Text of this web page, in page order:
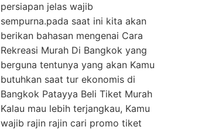
persiapan jelas wajib
sempurna.pada saat ini kita akan
berikan bahasan mengenai Cara
Rekreasi Murah Di Bangkok yang
berguna tentunya yang akan Kamu
butuhkan saat tur ekonomis di
Bangkok Patayya Beli Tiket Murah
Kalau mau lebih terjangkau, Kamu
wajib rajin rajin cari promo tiket